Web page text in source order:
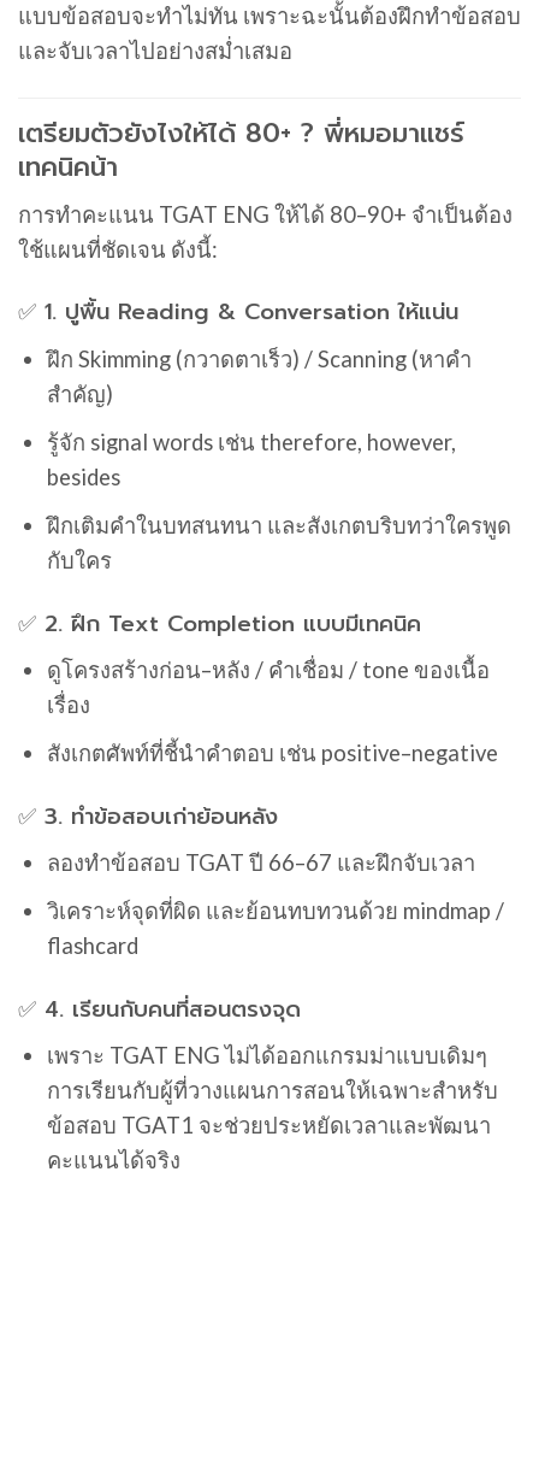
แบบข้อสอบจะทำไม่ทัน เพราะฉะนั้นต้องฝึกทำข้อสอบ
และจับเวลาไปอย่างสม่ำเสมอ
เตรียมตัวยังไงให้ได้ 80+ ? พี่หมอมาแชร์
เทคนิคน้า
การทำคะแนน TGAT ENG ให้ได้ 80–90+ จำเป็นต้อง
ใช้แผนที่ชัดเจน ดังนี้:
✅ 1. ปูพื้น Reading & Conversation ให้แน่น
ฝึก Skimming (กวาดตาเร็ว) / Scanning (หาคำ
สำคัญ)
รู้จัก signal words เช่น therefore, however,
besides
ฝึกเติมคำในบทสนทนา และสังเกตบริบทว่าใครพูด
กับใคร
✅ 2. ฝึก Text Completion แบบมีเทคนิค
ดูโครงสร้างก่อน–หลัง / คำเชื่อม / tone ของเนื้อ
เรื่อง
สังเกตศัพท์ที่ชี้นำคำตอบ เช่น positive–negative
✅ 3. ทำข้อสอบเก่าย้อนหลัง
ลองทำข้อสอบ TGAT ปี 66–67 และฝึกจับเวลา
วิเคราะห์จุดที่ผิด และย้อนทบทวนด้วย mindmap /
flashcard
✅ 4. เรียนกับคนที่สอนตรงจุด
เพราะ TGAT ENG ไม่ได้ออกแกรมม่าแบบเดิมๆ
การเรียนกับผู้ที่วางแผนการสอนให้เฉพาะสำหรับ
ข้อสอบ TGAT1 จะช่วยประหยัดเวลาและพัฒนา
คะแนนได้จริง